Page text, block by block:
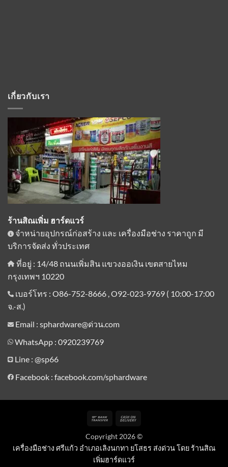
เกี่ยวกับเรา
ร้านสิณเพิ่ม ฮาร์ดแวร์
จำหน่ายอุปกรณ์ก่อสร้าง และ เครื่องมือช่าง ราคาถูก มี
บริการจัดส่ง ทั่วประเทศ
ที่อยู่ : 14/48 ถนนเพิ่มสิน แขวงออเงิน เขตสายไหม
กรุงเทพฯ 10220
เบอร์โทร : O86-752-8666 , O92-023-9769 ( 10:00-17:00
จ.-ส.)
Email : sphardware@ด่วน.com
WhatsApp : 0920239769
Line : @sp66
Facebook : facebook.com/sphardware
Bank
Delivery
Copyright 2026 ©
เครื่องมือช่าง ศรีแก้ว อำเภอเลิงนกทา ยโสธร ส่งด่วน โดย ร้านสิณ
เพิ่มฮาร์ดแวร์